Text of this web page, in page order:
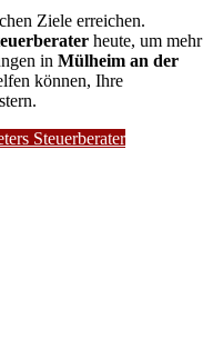
Ziele erreichen.
heute, um mehr
in Mülheim an der
können, Ihre
Steuerberater